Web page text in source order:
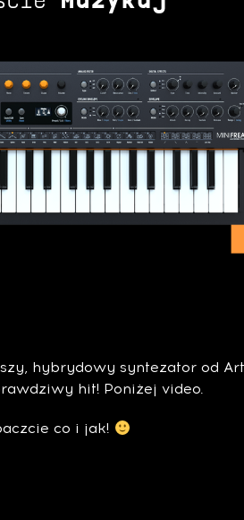
hybrydowy syntezator od
hit! Poniżej video.
co i jak!